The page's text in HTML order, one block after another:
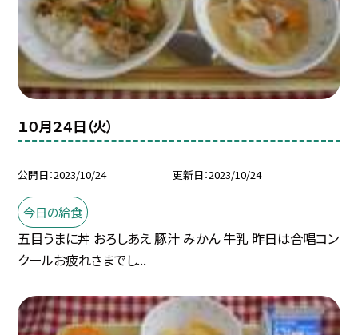
１０月２４日（火）
公開日 2023/10/24 更新日 2023/10/24
今日の給食
五目うまに丼 おろしあえ 豚汁 みかん 牛乳 昨日は合唱コン
クールお疲れさまでし...